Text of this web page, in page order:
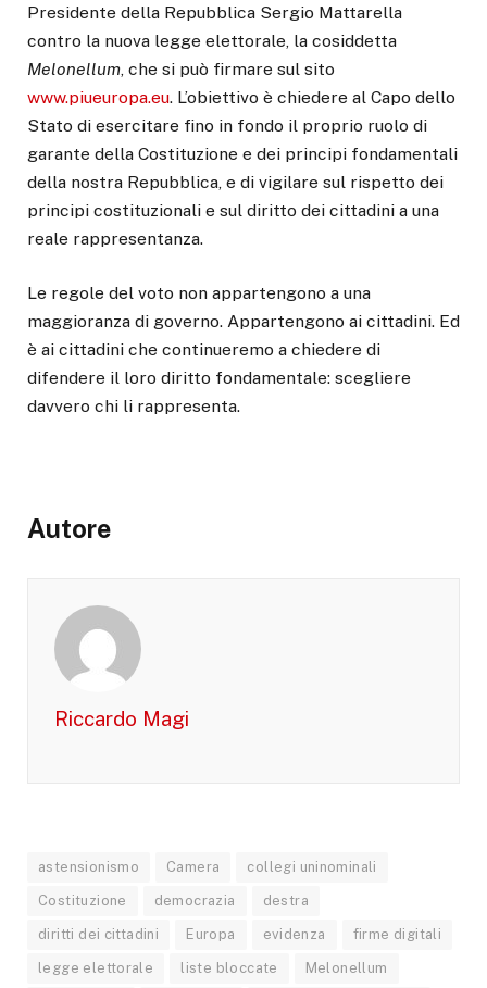
Presidente della Repubblica Sergio Mattarella
contro la nuova legge elettorale, la cosiddetta
Melonellum , che si può firmare sul sito
www.piueuropa.eu. L’obiettivo è chiedere al Capo dello
Stato di esercitare fino in fondo il proprio ruolo di
garante della Costituzione e dei principi fondamentali
della nostra Repubblica, e di vigilare sul rispetto dei
principi costituzionali e sul diritto dei cittadini a una
reale rappresentanza.
Le regole del voto non appartengono a una
maggioranza di governo. Appartengono ai cittadini. Ed
è ai cittadini che continueremo a chiedere di
difendere il loro diritto fondamentale: scegliere
davvero chi li rappresenta.
Autore
Riccardo Magi
astensionismo Camera collegi uninominali
Costituzione democrazia destra
diritti dei cittadini Europa evidenza firme digitali
legge elettorale liste bloccate Melonellum